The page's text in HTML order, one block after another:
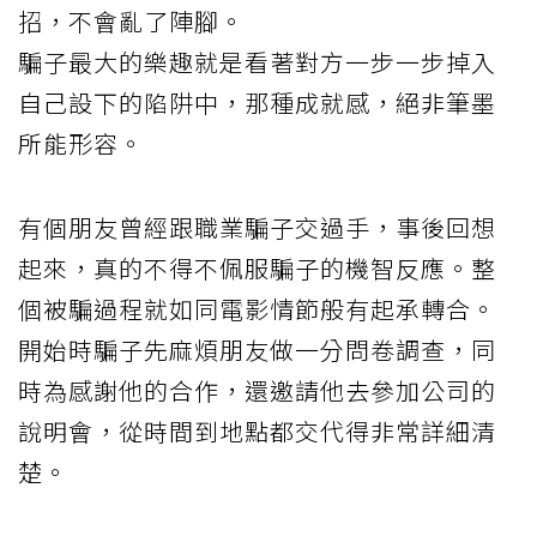
招，不會亂了陣腳。
騙子最大的樂趣就是看著對方一步一步掉入
自己設下的陷阱中，那種成就感，絕非筆墨
所能形容。
有個朋友曾經跟職業騙子交過手，事後回想
起來，真的不得不佩服騙子的機智反應。整
個被騙過程就如同電影情節般有起承轉合。
開始時騙子先麻煩朋友做一分問卷調查，同
時為感謝他的合作，還邀請他去參加公司的
說明會，從時間到地點都交代得非常詳細清
楚。